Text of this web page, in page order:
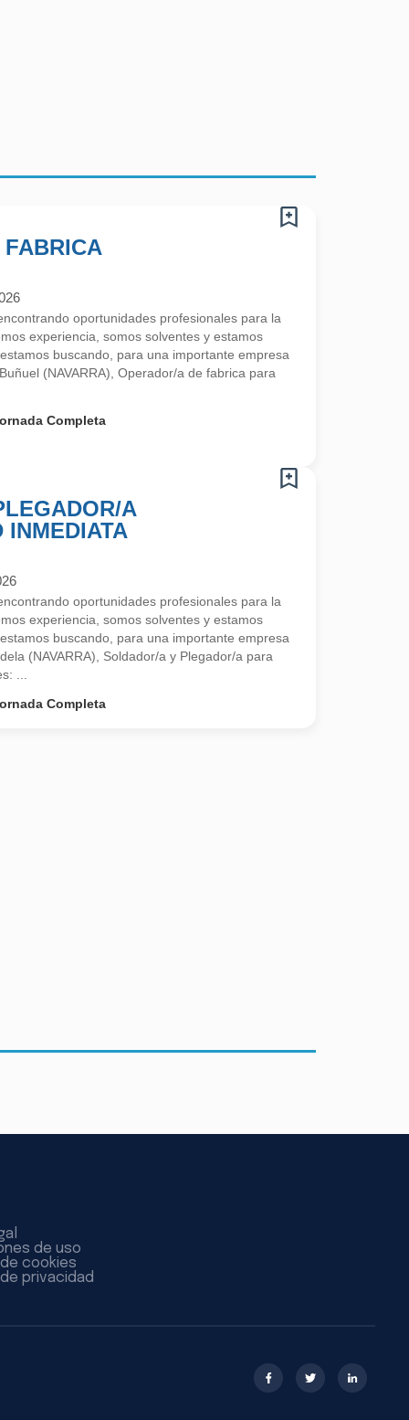
oportunidades profesionales para la
experiencia, somos solventes y estamos
buscando, para una importante empresa
(NAVARRA), Operador/a de fabrica para
Completa
A
INMEDIATA
oportunidades profesionales para la
experiencia, somos solventes y estamos
buscando, para una importante empresa
(NAVARRA), Soldador/a y Plegador/a para
...
Completa
de uso
cookies
privacidad